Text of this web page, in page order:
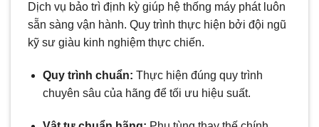
Dịch vụ bảo trì định kỳ giúp hệ thống máy phát luôn
sẵn sàng vận hành. Quy trình thực hiện bởi đội ngũ
kỹ sư giàu kinh nghiệm thực chiến.
Quy trình chuẩn: Thực hiện đúng quy trình
chuyên sâu của hãng để tối ưu hiệu suất.